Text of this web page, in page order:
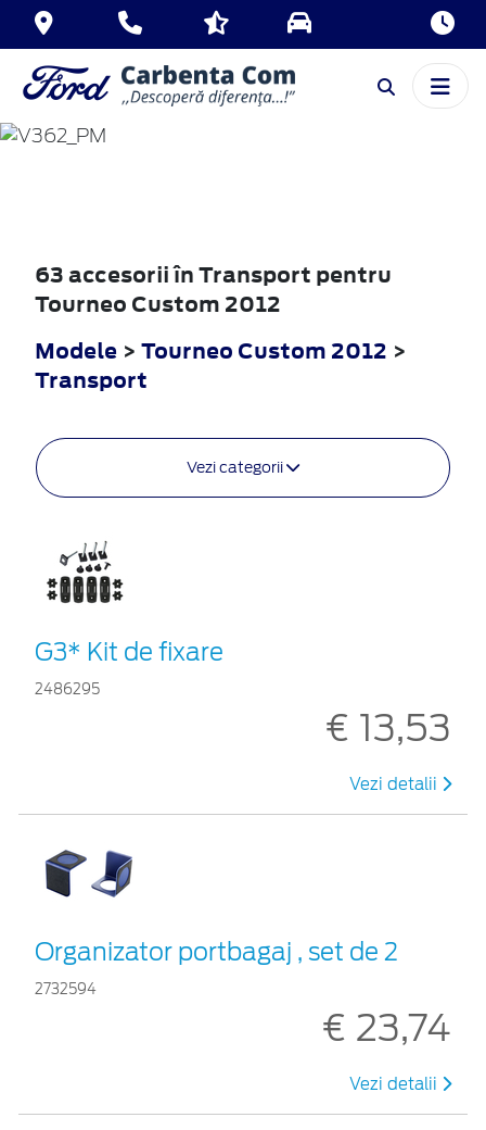
TOURNEO
CUSTOM
63 accesorii în Transport pentru
Tourneo Custom 2012
Modele > Tourneo Custom 2012 >
Transport
Vezi categorii
G3* Kit de fixare
2486295
€ 13,53
Vezi detalii
Organizator portbagaj , set de 2
2732594
€ 23,74
Vezi detalii